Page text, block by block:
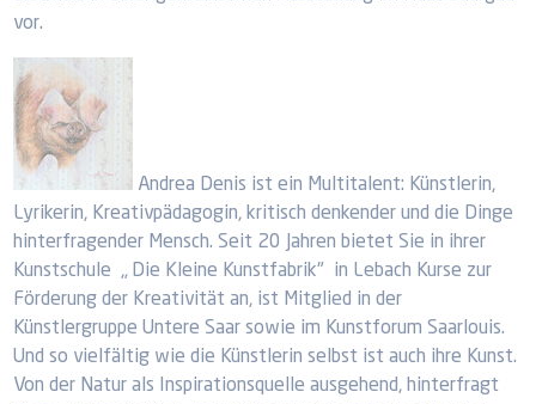
vor.
Andrea Denis ist ein Multitalent: Künstlerin,
Lyrikerin, Kreativpädagogin, kritisch denkender und die Dinge
hinterfragender Mensch. Seit 20 Jahren bietet Sie in ihrer
Kunstschule „ Die Kleine Kunstfabrik" in Lebach Kurse zur
Förderung der Kreativität an, ist Mitglied in der
Künstlergruppe Untere Saar sowie im Kunstforum Saarlouis.
Und so vielfältig wie die Künstlerin selbst ist auch ihre Kunst.
Von der Natur als Inspirationsquelle ausgehend, hinterfragt